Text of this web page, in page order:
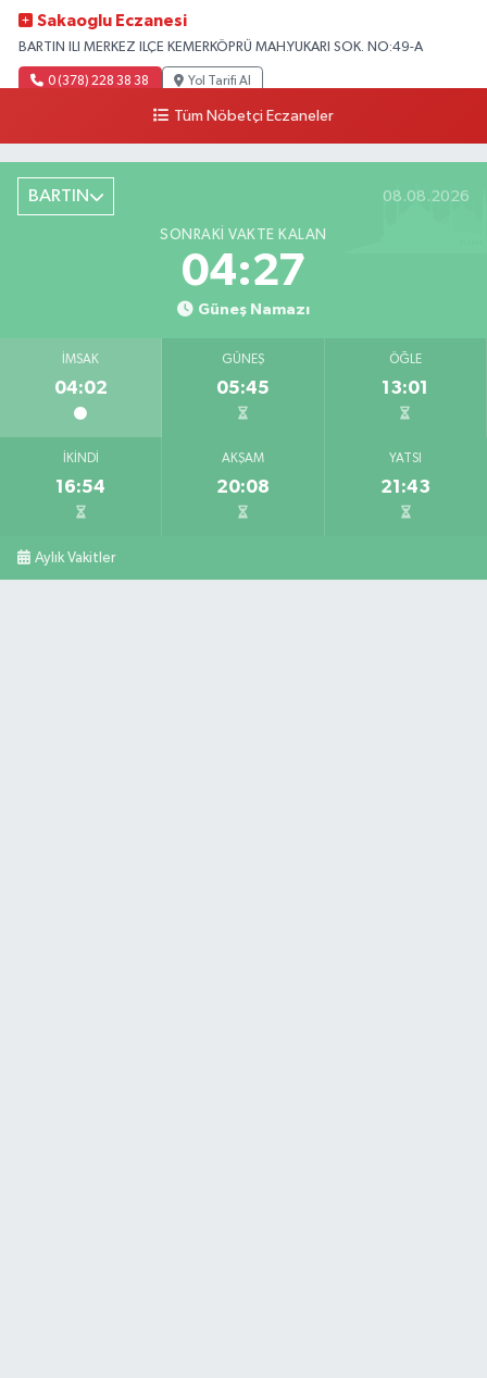
Sakaoglu Eczanesi
BARTIN ILI MERKEZ ILÇE KEMERKÖPRÜ MAH.YUKARI SOK. NO:49-A
0 (378) 228 38 38 Yol Tarifi Al
Tüm Nöbetçi Eczaneler
BARTIN 08.08.2026
SONRAKI VAKTE KALAN
04:26
Güneş Namazı
İMSAK
04:02
GÜNEŞ
05:45
ÖĞLE
13:01
İKINDI
16:54
AKŞAM
20:08
YATSI
21:43
Aylık Vakitler